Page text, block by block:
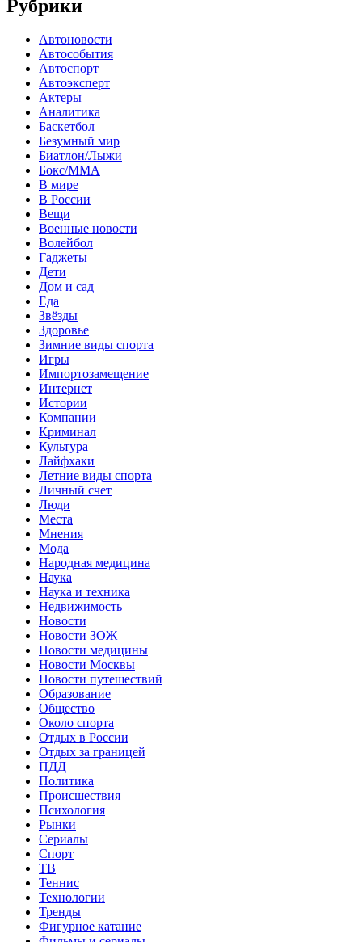
Рубрики
Автоновости
Автособытия
Автоспорт
Автоэксперт
Актеры
Аналитика
Баскетбол
Безумный мир
Биатлон/Лыжи
Бокс/MMA
В мире
В России
Вещи
Военные новости
Волейбол
Гаджеты
Дети
Дом и сад
Еда
Звёзды
Здоровье
Зимние виды спорта
Игры
Импортозамещение
Интернет
Истории
Компании
Криминал
Культура
Лайфхаки
Летние виды спорта
Личный счет
Люди
Места
Мнения
Мода
Народная медицина
Наука
Наука и техника
Недвижимость
Новости
Новости ЗОЖ
Новости медицины
Новости Москвы
Новости путешествий
Образование
Общество
Около спорта
Отдых в России
Отдых за границей
ПДД
Политика
Происшествия
Психология
Рынки
Сериалы
Спорт
ТВ
Теннис
Технологии
Тренды
Фигурное катание